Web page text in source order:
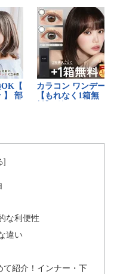
な利便性
違い
て紹介！インナー・下